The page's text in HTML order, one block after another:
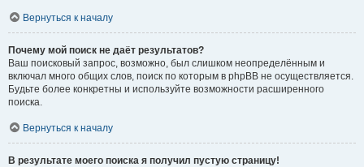
Вернуться к началу
Почему мой поиск не даёт результатов?
Ваш поисковый запрос, возможно, был слишком неопределённым и
включал много общих слов, поиск по которым в phpBB не осуществляется.
Будьте более конкретны и используйте возможности расширенного
поиска.
Вернуться к началу
В результате моего поиска я получил пустую страницу!